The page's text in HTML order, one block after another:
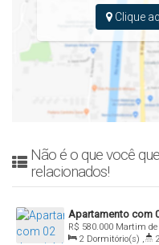
Clique
Não é o que você
relacionados!
Apartamento com
Clube, Martim de
R$ 580.000 Martim de
2 Dormitório(s) ,